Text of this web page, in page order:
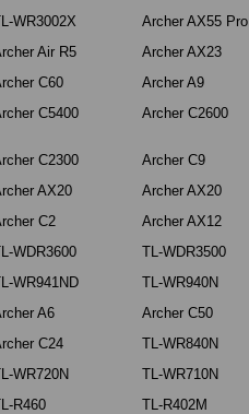
WR3002X
Archer AX55 Pro
Air R5
Archer AX23
C60
Archer A9
C5400 Archer C2600
C2300
Archer C9
AX20
Archer AX20
C2
Archer AX12
WDR3600
TL-WDR3500
WR941ND
TL-WR940N
A6
Archer C50
C24
TL-WR840N
WR720N
TL-WR710N
R460 TL-R402M